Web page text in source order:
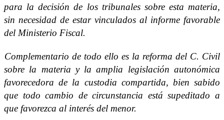
para la decisión de los tribunales sobre esta materia,
sin necesidad de estar vinculados al informe favorable
del Ministerio Fiscal.
Complementario de todo ello es la reforma del C. Civil
sobre la materia y la amplia legislación autonómica
favorecedora de la custodia compartida, bien sabido
que todo cambio de circunstancia está supeditado a
que favorezca al interés del menor.